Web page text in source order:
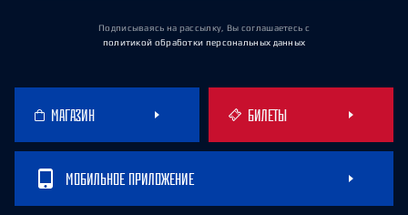
Подписываясь на рассылку, Вы соглашаетесь с
политикой обработки персональных данных
МАГАЗИН БИЛЕТЫ
МОБИЛЬНОЕ ПРИЛОЖЕНИЕ